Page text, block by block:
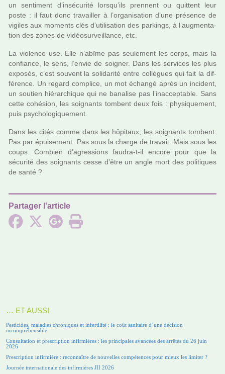
un sen­ti­ment d’insé­cu­rité lorsqu’ils pren­nent ou quit­tent leur
poste : il faut donc tra­vailler à l’orga­ni­sa­tion d’une pré­sence de
vigi­les aux moments clés d’uti­li­sa­tion des par­kings, à l’aug­men­ta­
tion des zones de vidéo­sur­veillance, etc.
La vio­lence use. Elle n’abîme pas seu­le­ment les corps, mais la
confiance, le sens, l’envie de soi­gner. Dans les ser­vi­ces les plus
expo­sés, c’est sou­vent la soli­da­rité entre col­lè­gues qui fait la dif­
fé­rence. Un regard com­plice, un mot échangé après un inci­dent,
un sou­tien hié­rar­chi­que qui ne bana­lise pas l’inac­cep­ta­ble. Sans
cette cohé­sion, les soi­gnants tom­bent deux fois : phy­si­que­ment,
puis psy­cho­lo­gi­que­ment.
Dans les cités comme dans les hôpi­taux, les soi­gnants tom­bent.
Pas par épuisement. Pas sous la charge de tra­vail. Mais sous les
coups. Combien d’agres­sions faudra-t-il encore pour que la
sécu­rité des soi­gnants cesse d’être un angle mort des poli­ti­ques
de santé ?
Partager l'article
… ET AUSSI
Pesticides, maladies chroniques et infertilité : le coût sanitaire d’une décision
incompréhensible
Consultation et prescription infirmières : les principales avancées des arrêtés du 26 juin
2026
Prescription infirmière : reconnaître de nouvelles compétences pour mieux les limiter ?
Journée internationale des infirmières JII 2026